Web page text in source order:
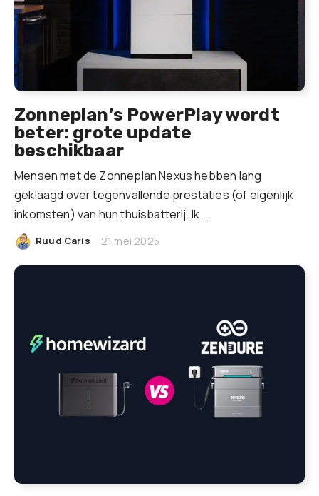
Zonneplan’s PowerPlay wordt
beter: grote update
beschikbaar
Mensen met de Zonneplan Nexus hebben lang
geklaagd over tegenvallende prestaties (of eigenlijk
inkomsten) van hun thuisbatterij. Ik ...
Ruud Caris 21 mei 2025